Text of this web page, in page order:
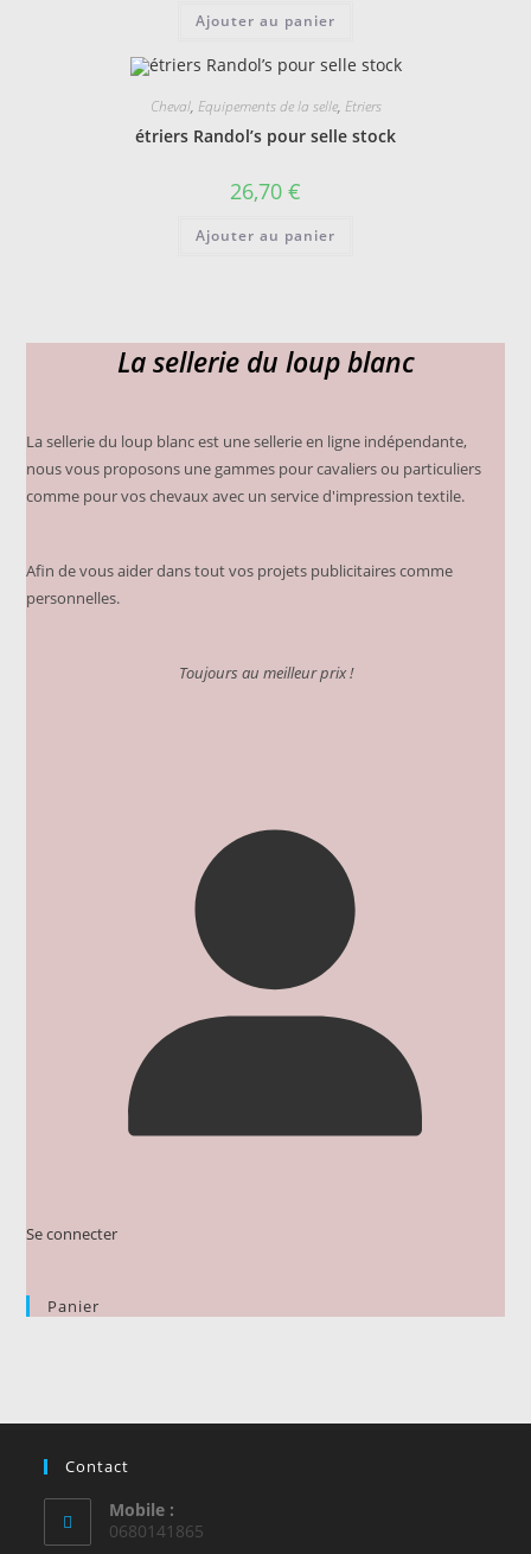
Ajouter au panier
Cheval, Equipements de la selle, Etriers
étriers Randol’s pour selle stock
26,70 €
Ajouter au panier
La sellerie du loup blanc
La sellerie du loup blanc est une sellerie en ligne indépendante,
nous vous proposons une gammes pour cavaliers ou particuliers
comme pour vos chevaux avec un service d'impression textile.
Afin de vous aider dans tout vos projets publicitaires comme
personnelles.
Toujours au meilleur prix !
Se connecter
Panier
Contact
Mobile :
0680141865